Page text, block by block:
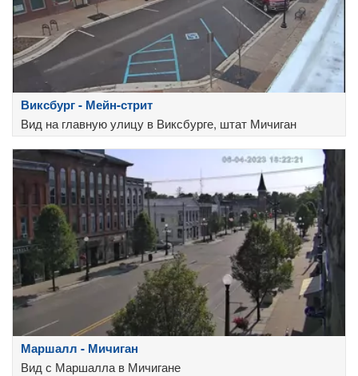
Виксбург - Мейн-стрит
Вид на главную улицу в Виксбурге, штат Мичиган
Маршалл - Мичиган
Вид с Маршалла в Мичигане